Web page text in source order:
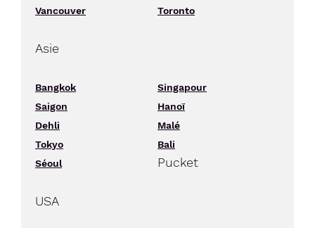
Vancouver
Toronto
Asie
Bangkok
Singapour
Saigon
Hanoï
Dehli
Malé
Tokyo
Bali
Séoul
Pucket
USA